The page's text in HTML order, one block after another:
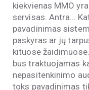
kiekvienas MMO
servisas. Antra…
pavadinimas
paskyras ar jų
kituose
bus traktuojamas
nepasitenkinimo
toks pavadinimas